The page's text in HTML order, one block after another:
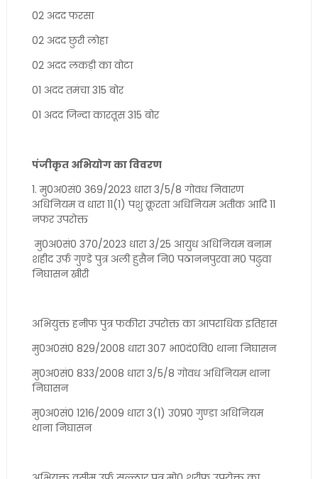
02 अदद फरसा
02 अदद छुरी लोहा
02 अदद लकड़ी का वोटा
01 अदद तमंचा 315 बोर
01 अदद जिन्दा कारतूस 315 बोर
पंजीकृत अभियोग का विवरण
1. मु0अ0सं0 369/2023 धारा 3/5/8 गोवध निवारण
अधिनियम व धारा 11(1) पशु क्रूरता अधिनियम अतीक आदि 11
नफर उपरोक्त
मु0अ0सं0 370/2023 धारा 3/25 आयुध अधिनियम बनाम
शहीद उर्फ गुण्डे पुत्र अली हुसैन नि0 पठाननपुरवा म0 पढुवा
निघासन खीरी
अभियुक्त हनीफ पुत्र फकीरा उपरोक्त का आपराधिक इतिहास
मु0अ0सं0 829/2008 धारा 307 भा0दं0वि0 थाना निघासन
मु0अ0सं0 833/2008 धारा 3/5/8 गोवध अधिनियम थाना
निघासन
मु0अ0सं0 1216/2009 धारा 3(1) उ0प्र0 गुण्डा अधिनियम
थाना निघासन